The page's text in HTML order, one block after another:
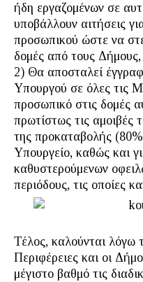
ήδη εργαζομένων σε
υποβάλλουν αιτήσεις
προσωπικού ώστε να
δομές από τους
2) Θα αποσταλεί
Υπουργού σε όλες τις
προσωπικό στις δομές
πρωτίστως τις
της προκαταβολής
Υπουργείο, καθώς και
καθυστερούμενων
περιόδους, τις οποίες
Τέλος, καλούνται λόγω
Περιφέρειες και οι
μέγιστο βαθμό τις